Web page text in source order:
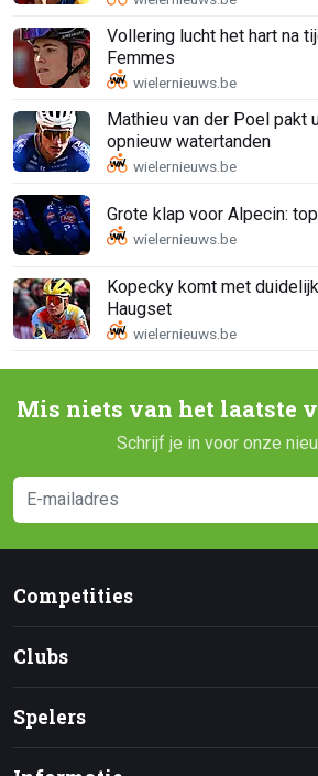
Vollering lucht het hart na
Femmes
Mathieu van der Poel pakt
opnieuw watertanden
Grote klap voor Alpecin:
Kopecky komt met
Haugset
Mis niets van het laatste
Schrijf je in voor onze
Competities
Clubs
Spelers